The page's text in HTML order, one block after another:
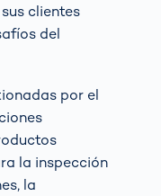
clientes
del
por el
la inspección
la